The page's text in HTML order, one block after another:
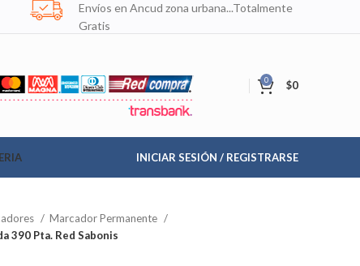
Envíos en Ancud zona urbana...Totalmente
Gratis
0 $0
INICIAR SESIÓN / REGISTRARSE
Marcador Permanente
390 Pta. Red Sabonis